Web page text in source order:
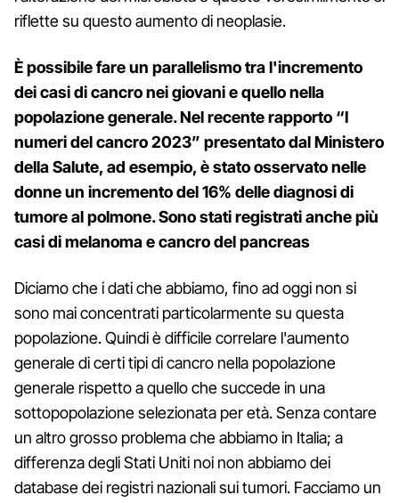
riflette su questo aumento di neoplasie.
È possibile fare un parallelismo tra l'incremento
dei casi di cancro nei giovani e quello nella
popolazione generale. Nel recente rapporto “I
numeri del cancro 2023” presentato dal Ministero
della Salute, ad esempio, è stato osservato nelle
donne un incremento del 16% delle diagnosi di
tumore al polmone. Sono stati registrati anche più
casi di melanoma e cancro del pancreas
Diciamo che i dati che abbiamo, fino ad oggi non si
sono mai concentrati particolarmente su questa
popolazione. Quindi è difficile correlare l'aumento
generale di certi tipi di cancro nella popolazione
generale rispetto a quello che succede in una
sottopopolazione selezionata per età. Senza contare
un altro grosso problema che abbiamo in Italia; a
differenza degli Stati Uniti noi non abbiamo dei
database dei registri nazionali sui tumori. Facciamo un